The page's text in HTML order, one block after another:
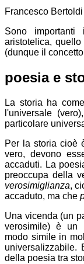
Francesco Bertoldi
Sono
aristotelica,
(dunque il
poesia e
La storia ha
l'universale
particolare
Per la storia cioè
vero, devono
accaduti. La
preoccupa della
verosimiglianza,
accaduto, ma che
Una vicenda (un
verosimile) è un
modo simile in
universalizzabile.
della poesia tra